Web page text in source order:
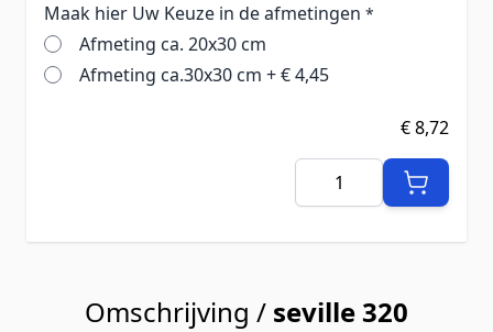
Maak hier Uw Keuze in de afmetingen *
Afmeting ca. 20x30 cm
Afmeting ca.30x30 cm +€ 4,45
€ 8,72
Aantal
Omschrijving / seville 320